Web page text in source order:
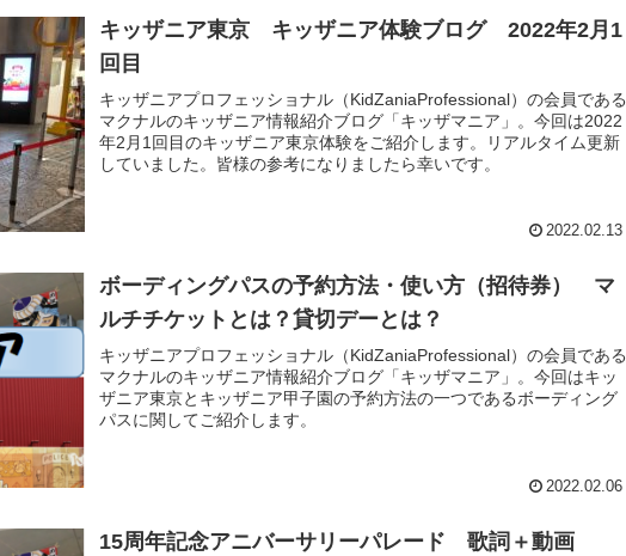
キッザニア東京 キッザニア体験ブログ 2022年2月1
回目
キッザニアプロフェッショナル（KidZaniaProfessional）の会員である
マクナルのキッザニア情報紹介ブログ「キッザマニア」。今回は2022
年2月1回目のキッザニア東京体験をご紹介します。リアルタイム更新
していました。皆様の参考になりましたら幸いです。
2022.02.13
ボーディングパスの予約方法・使い方（招待券） マ
ルチチケットとは？貸切デーとは？
キッザニアプロフェッショナル（KidZaniaProfessional）の会員である
マクナルのキッザニア情報紹介ブログ「キッザマニア」。今回はキッ
ザニア東京とキッザニア甲子園の予約方法の一つであるボーディング
パスに関してご紹介します。
2022.02.06
15周年記念アニバーサリーパレード 歌詞＋動画